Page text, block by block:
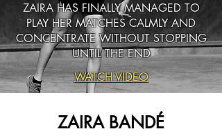
ZAIRA HAS FINALLY MANAGED TO
PLAY HER MATCHES CALMLY AND
CONCENTRATE WITHOUT STOPPING
UNTIL THE END
WATCH VIDEO
ZAIRA BANDÉ